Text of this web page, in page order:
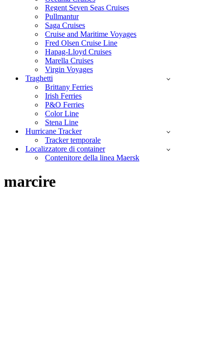
Regent Seven Seas Cruises
Pullmantur
Saga Cruises
Cruise and Maritime Voyages
Fred Olsen Cruise Line
Hapag-Lloyd Cruises
Marella Cruises
Virgin Voyages
Traghetti
Brittany Ferries
Irish Ferries
P&O Ferries
Color Line
Stena Line
Hurricane Tracker
Tracker temporale
Localizzatore di container
Contenitore della linea Maersk
marcire